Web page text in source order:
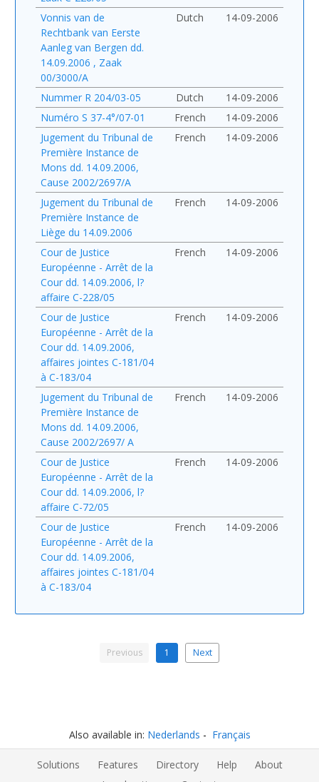
Vonnis van de
Rechtbank van Eerste
Aanleg van Bergen dd.
14.09.2006 , Zaak
00/3000/A
Dutch 14-09-2006
Nummer R 204/03-05 Dutch
14-09-2006
Numéro S 37-4°/07-01
French
14-09-2006
Jugement du Tribunal de
Première Instance de
Mons dd. 14.09.2006,
Cause 2002/2697/A
French 14-09-2006
Jugement du Tribunal de
Première Instance de
Liège du 14.09.2006
French 14-09-2006
Cour de Justice
Européenne - Arrêt de la
Cour dd. 14.09.2006, l?
affaire C-228/05
French 14-09-2006
Cour de Justice
Européenne - Arrêt de la
Cour dd. 14.09.2006,
affaires jointes C-181/04
à C-183/04
French 14-09-2006
Jugement du Tribunal de
Première Instance de
Mons dd. 14.09.2006,
Cause 2002/2697/ A
French 14-09-2006
Cour de Justice
Européenne - Arrêt de la
Cour dd. 14.09.2006, l?
affaire C-72/05
French 14-09-2006
Cour de Justice
Européenne - Arrêt de la
Cour dd. 14.09.2006,
affaires jointes C-181/04
à C-183/04
French 14-09-2006
Previous 1 Next
Also available in: Nederlands Français
Solutions Features Directory Help
About